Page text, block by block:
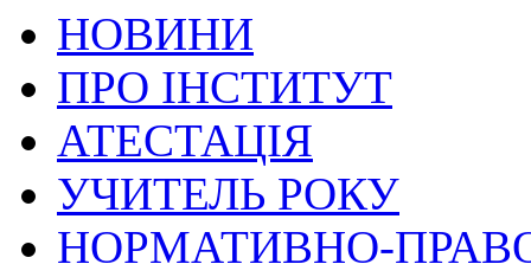
НОВИНИ
ПРО ІНСТИТУТ
АТЕСТАЦІЯ
УЧИТЕЛЬ РОКУ
НОРМАТИВНО-